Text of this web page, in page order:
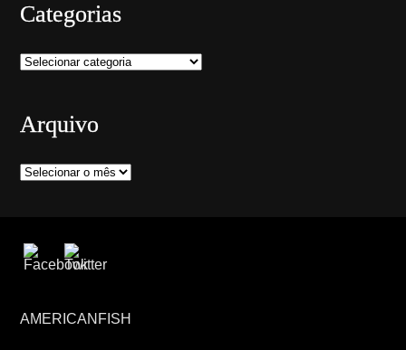
Categorias
Categorias
Arquivo
Arquivo
AMERICANFISH